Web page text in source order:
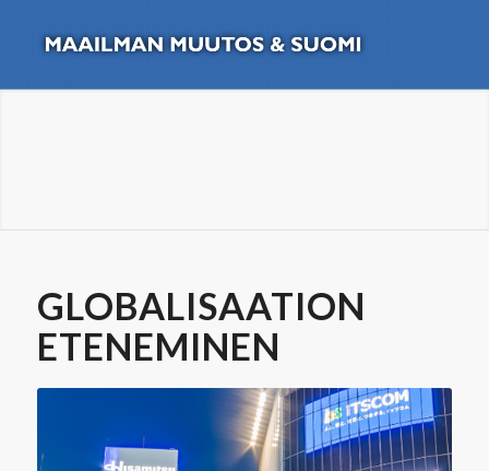
GLOBALISAATION
ETENEMINEN